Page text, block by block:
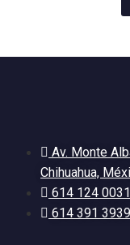
Av. Monte
Chihuahua,
614 124 0031
614 391 3939